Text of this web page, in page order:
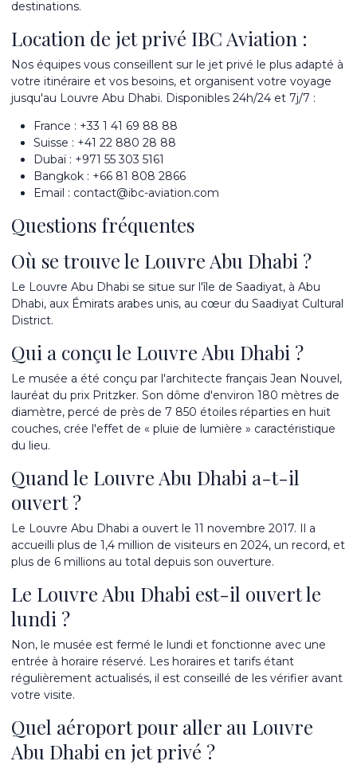
destinations.
Location de jet privé IBC Aviation :
Nos équipes vous conseillent sur le jet privé le plus adapté à
votre itinéraire et vos besoins, et organisent votre voyage
jusqu'au Louvre Abu Dhabi. Disponibles 24h/24 et 7j/7 :
France : +33 1 41 69 88 88
Suisse : +41 22 880 28 88
Dubaï : +971 55 303 5161
Bangkok : +66 81 808 2866
Email : contact@ibc-aviation.com
Questions fréquentes
Où se trouve le Louvre Abu Dhabi ?
Le Louvre Abu Dhabi se situe sur l'île de Saadiyat, à Abu
Dhabi, aux Émirats arabes unis, au cœur du Saadiyat Cultural
District.
Qui a conçu le Louvre Abu Dhabi ?
Le musée a été conçu par l'architecte français Jean Nouvel,
lauréat du prix Pritzker. Son dôme d'environ 180 mètres de
diamètre, percé de près de 7 850 étoiles réparties en huit
couches, crée l'effet de « pluie de lumière » caractéristique
du lieu.
Quand le Louvre Abu Dhabi a-t-il
ouvert ?
Le Louvre Abu Dhabi a ouvert le 11 novembre 2017. Il a
accueilli plus de 1,4 million de visiteurs en 2024, un record, et
plus de 6 millions au total depuis son ouverture.
Le Louvre Abu Dhabi est-il ouvert le
lundi ?
Non, le musée est fermé le lundi et fonctionne avec une
entrée à horaire réservé. Les horaires et tarifs étant
régulièrement actualisés, il est conseillé de les vérifier avant
votre visite.
Quel aéroport pour aller au Louvre
Abu Dhabi en jet privé ?